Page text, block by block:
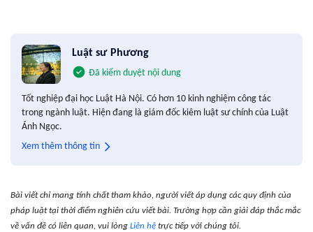
Luật sư Phương
Đã kiểm duyệt nội dung
Tốt nghiệp đại học Luật Hà Nội. Có hơn 10 kinh nghiệm công tác
trong ngành luật. Hiện đang là giám đốc kiêm luật sư chính của Luật
Ánh Ngọc.
Xem thêm thông tin
Bài viết chỉ mang tính chất tham khảo, người viết áp dụng các quy định của
pháp luật tại thời điểm nghiên cứu viết bài. Trường hợp cần giải đáp thắc mắc
về vấn đề có liên quan, vui lòng Liên hệ trực tiếp với chúng tôi.